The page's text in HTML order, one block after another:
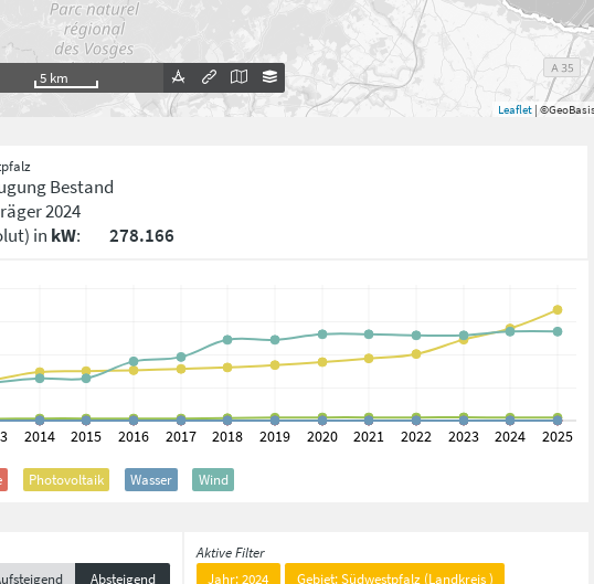
5 km
Leaflet|
Bestand
2024
in kW: 278.166
Photovoltaik Wasser Wind
Absteigend
Aktive Filter
Jahr: 2024
Gebiet: Südwestpfalz (Landkreis )